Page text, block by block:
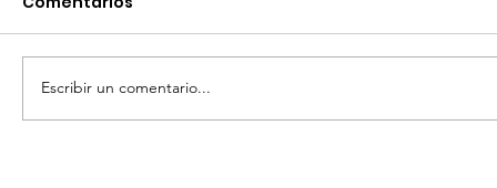
Escribir un comentario...